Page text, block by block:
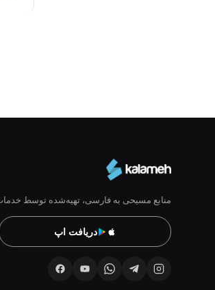
منابع مسیحی به فارسی، تهیه‌شده توسط خدمات
دریافت اپ